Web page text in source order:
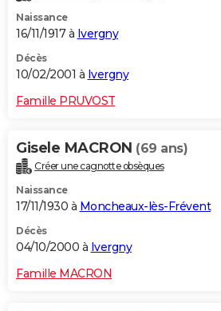
Naissance
16/11/1917 à Ivergny
Décès
10/02/2001 à Ivergny
Famille PRUVOST
Gisele MACRON (69 ans)
Créer une cagnotte obsèques
Naissance
17/11/1930 à Moncheaux-lès-Frévent
Décès
04/10/2000 à Ivergny
Famille MACRON